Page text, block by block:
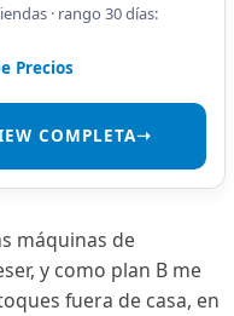
· rango 30 días:
Precios
COMPLETA➝
máquinas de
y como plan B me
fuera de casa, en